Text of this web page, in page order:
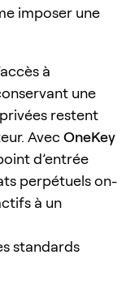
imposer une
à
une
restent
AvecOneKey
d’entrée
perpétuels on-
à un
standards